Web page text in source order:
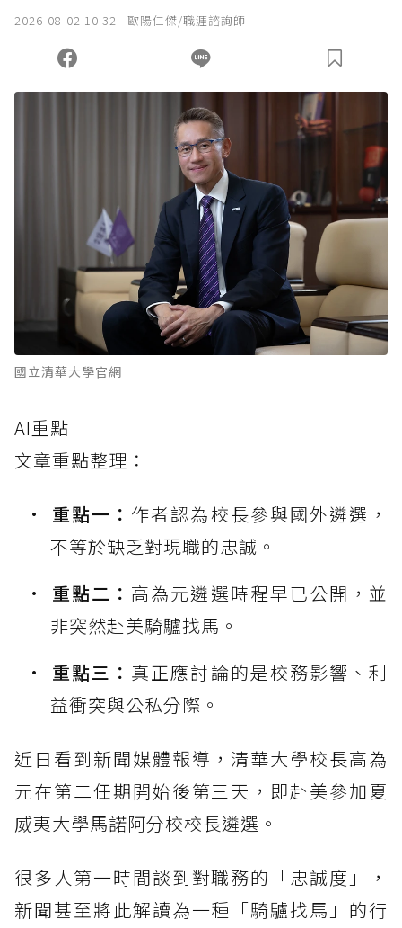
您當前剩餘 U 利點數：0點；前往 購買點數
2026-08-02 10:32 歐陽仁傑/職涯諮詢師
國立清華大學官網
AI重點
文章重點整理：
重點一： 作者認為校長參與國外遴選，
不等於缺乏對現職的忠誠。
重點二： 高為元遴選時程早已公開，並
非突然赴美騎驢找馬。
重點三： 真正應討論的是校務影響、利
益衝突與公私分際。
近日看到新聞媒體報導，清華大學校長高為
元在第二任期開始後第三天，即赴美參加夏
威夷大學馬諾阿分校校長遴選。
很多人第一時間談到對職務的「忠誠度」，
新聞甚至將此解讀為一種「騎驢找馬」的行